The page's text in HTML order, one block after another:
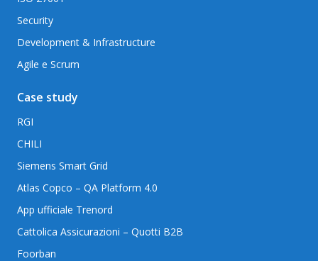
Security
Development & Infrastructure
Agile e Scrum
Case study
RGI
CHILI
Siemens Smart Grid
Atlas Copco – QA Platform 4.0
App ufficiale Trenord
Cattolica Assicurazioni – Quotti B2B
Foorban